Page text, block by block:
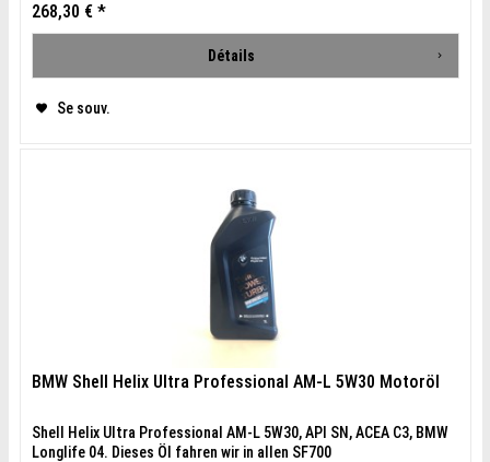
268,30 € *
Détails
Se souv.
BMW Shell Helix Ultra Professional AM-L 5W30 Motoröl
Shell Helix Ultra Professional AM-L 5W30, API SN, ACEA C3, BMW
Longlife 04. Dieses Öl fahren wir in allen SF700